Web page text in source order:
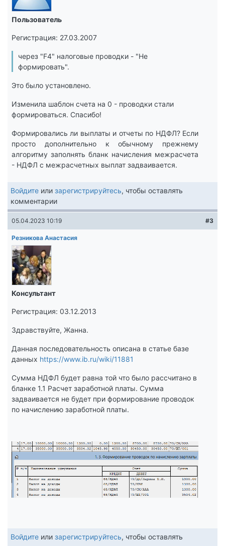
Пользователь
Регистрация: 27.03.2007
через "F4" налоговые проводки - "Не
формировать".
Это было установлено.
Изменила шаблон счета на 0 - проводки стали
формироваться. Спасибо!
Формировались ли выплаты и отчеты по НДФЛ? Если
просто дополнительно к обычному прежнему
алгоритму заполнять бланк начисления межрасчета
- НДФЛ с межрасчетных выплат задваивается.
Войдите или зарегистрируйтесь, чтобы оставлять
комментарии
05.04.2023 10:19 #3
Резникова Анастасия
Консультант
Регистрация: 03.12.2013
Здравствуйте, Жанна.
Данная последовательность описана в статье базе
данных https://www.ib.ru/wiki/11881
Сумма НДФЛ будет равна той что было рассчитано в
бланке 1.1 Расчет заработной платы. Сумма
задваивается не будет при формирование проводок
по начислению заработной платы.
Войдите или зарегистрируйтесь, чтобы оставлять